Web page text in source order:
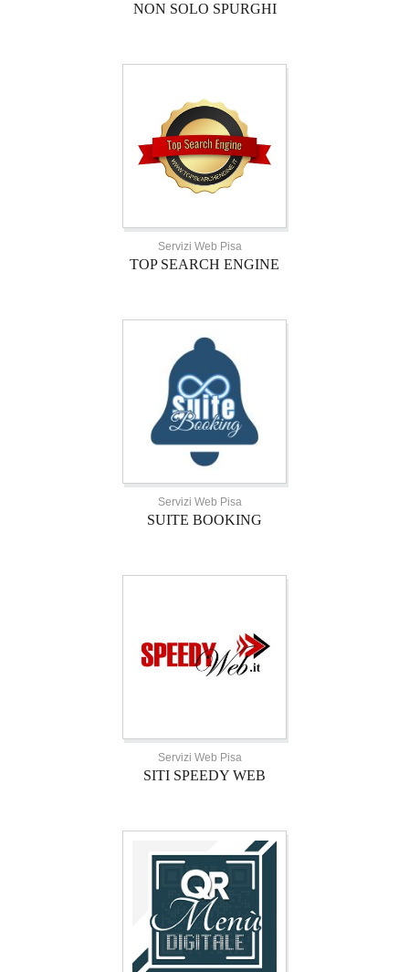
NON SOLO SPURGHI
Servizi Web Pisa
TOP SEARCH ENGINE
Servizi Web Pisa
SUITE BOOKING
Servizi Web Pisa
SITI SPEEDY WEB